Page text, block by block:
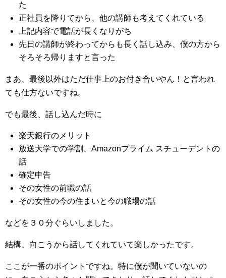
た
正社員を降りてから、他の講師も考えてくれている
上記内容で電話が長くなりがち
先日の講師が終わってからも長く話し込み、僕の方から
そろそろ帰りますと言った
まあ、最後以外はただ仕事上のお付き合いやん！と言われ
ても仕方ないですね。
でも最後、話し込んだ時に
楽天銀行のメリット
放送大学での学割、Amazonプライム スチューデントの
話
確定申告
その女性の前職の話
その女性の今の住まいと今の職場の話
などを３０分ぐらいしました。
結構、向こうから話してくれていて楽しかったです。
ここが一番のポイントですね。特に僕が聞いていないの